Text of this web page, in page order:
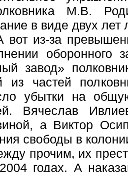
М.В.
в виде двух
из-за
оборонного
завод»
из частей
убытки на
Вячеслав
а Виктор
свободы в
прочим, их
годах. А